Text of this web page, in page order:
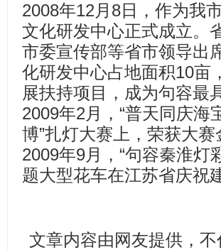
2008年12月8日，作为
文化研发中心正式成立。
市委宣传部等省市领导出
化研发中心占地面积10亩
展扶持项目，成为句容最
2009年2月，“普天同庆海
博”扎灯大赛上，荣获大赛
2009年9月，“句容秦淮灯
题大型花车在江苏省庆祝
文章内容由网友提供，